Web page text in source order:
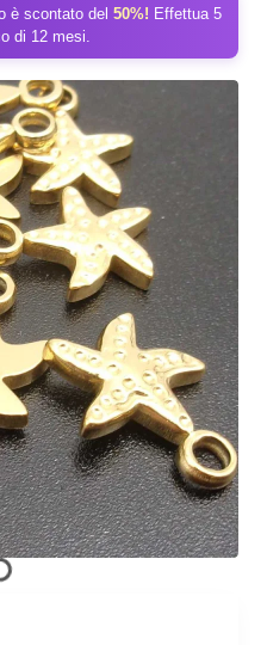
è scontato del 50%! Effettua 5
di 12 mesi.